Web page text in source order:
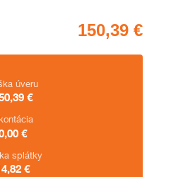
úveru
€
€
splátky
€